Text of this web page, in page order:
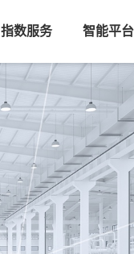
指数服务 智能平台